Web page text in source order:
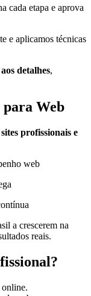
cada etapa e aprova
e aplicamos técnicas
detalhes,
para Web
profissionais e
web
a crescerem na
reais.
online.